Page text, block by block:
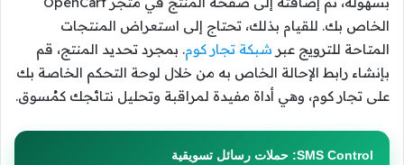
الخاص بك. للقيام بذلك، تحتاج إلى استعراض المنتجات
المتاحة للترويج عبر شبكة تجار كوم. بمجرد تحديد المنتج، قم
بإنشاء رابط الإحالة الخاص به من خلال لوحة التحكم الخاصة بك
على تجار كوم، وهي أداة مفيدة لمراقبة وتحليل نتائجك كمُسوق.
SMS Control: حملات رسائل تسويقية